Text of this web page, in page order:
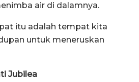
air di dalamnya.
itu adalah tempat kita
untuk meneruskan
Jubilea